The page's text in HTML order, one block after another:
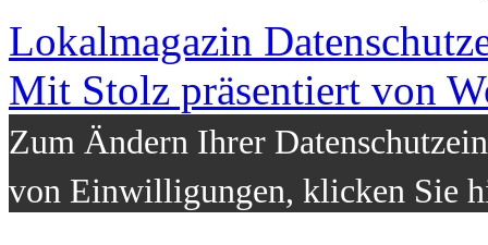
Lokalmagazin
Mit Stolz präsentiert von
Zum Ändern Ihrer
von Einwilligungen, klicken Sie